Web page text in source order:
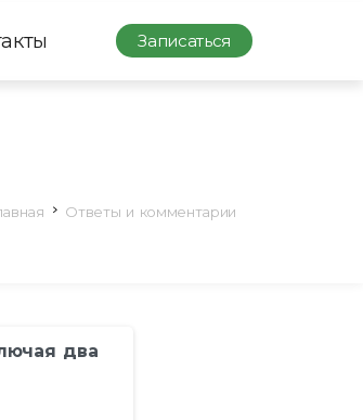
Записаться
Ответы и комментарии
два